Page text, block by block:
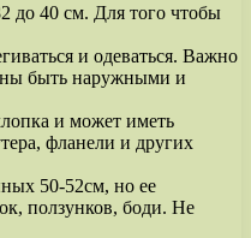
до 40 см. Для того чтобы
и одеваться. Важно
быть наружными и
и может иметь
фланели и других
50-52см, но ее
ползунков, боди. Не